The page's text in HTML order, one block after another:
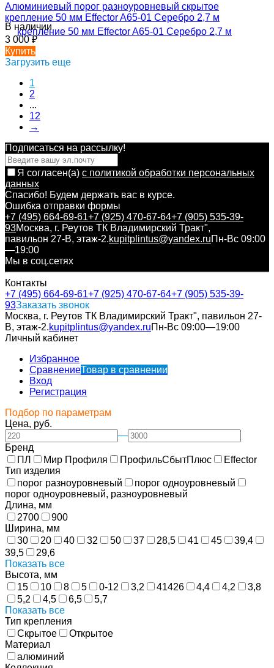
Алюминиевый порог разноуровневый скрытое
крепление 50 мм Effector A65-01 Серебро 2,7 м
В наличии
3 000₽
Купить
Загрузить еще
1
2
...
12
→
Подписаться на рассылкy!
Я согласен(a) с политикой обработки персональных
данных
Спасибо! Будем держать вас в курсе.
Ошибка отправки формы
+7 (495) 664-69-61+7 (925) 470-67-64+7 (905) 535-39-
93Москва, г. Реутов ТК Владимирский Тракт",
павильон 27-В, этаж-2.kupitplintus@yandex.ruПн-Вс 09:00
—19:00
Мы в соц.сетях
Контакты
+7 (495) 664-69-61+7 (925) 470-67-64+7 (905) 535-39-
93Заказать звонок
Москва, г. Реутов ТК Владимирский Тракт", павильон 27-
В, этаж-2.kupitplintus@yandex.ruПн-Вс 09:00—19:00
Личный кабинет
Избранное
СравнениеТовар в сравнении
Вход
Регистрация
Подбор по параметрам
Цена, руб.
—
Бренд
ПЛ
Мир Профиля ПрофильСбытПлюс
Effector
Тип изделия
порог разноуровневый
порог одноуровневый
порог одноуровневый, разноуровневый
Длина, мм
2700
900
Ширина, мм
30
20 40 32 50 37 28,5 41 45
39,4
39,5
29,6
Показать все
Высота, мм
15
10 8 5 0-12 3,2 41426 4,4 4,2
3,8
5,2
4,5 6,5
5,7
Показать все
Тип крепления
Скрытое
Открытое
Материал
алюминий